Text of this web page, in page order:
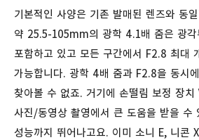
기본적인 사양은 기존 발매된 렌즈와 동
약 25.5-105mm의 광학 4.1배 줌은 광각
포함하고 있고 모든 구간에서 F2.8 최대
가능합니다. 광학 4배 줌과 F2.8을 동시
찾아볼 수 없죠. 거기에 손떨림 보정 장치
사진/동영상 촬영에서 큰 도움을 받을 수
성능까지 뛰어나고요. 이미 소니 E, 니콘